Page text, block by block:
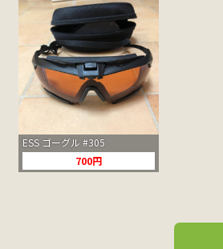
ESS ゴーグル #305
700円